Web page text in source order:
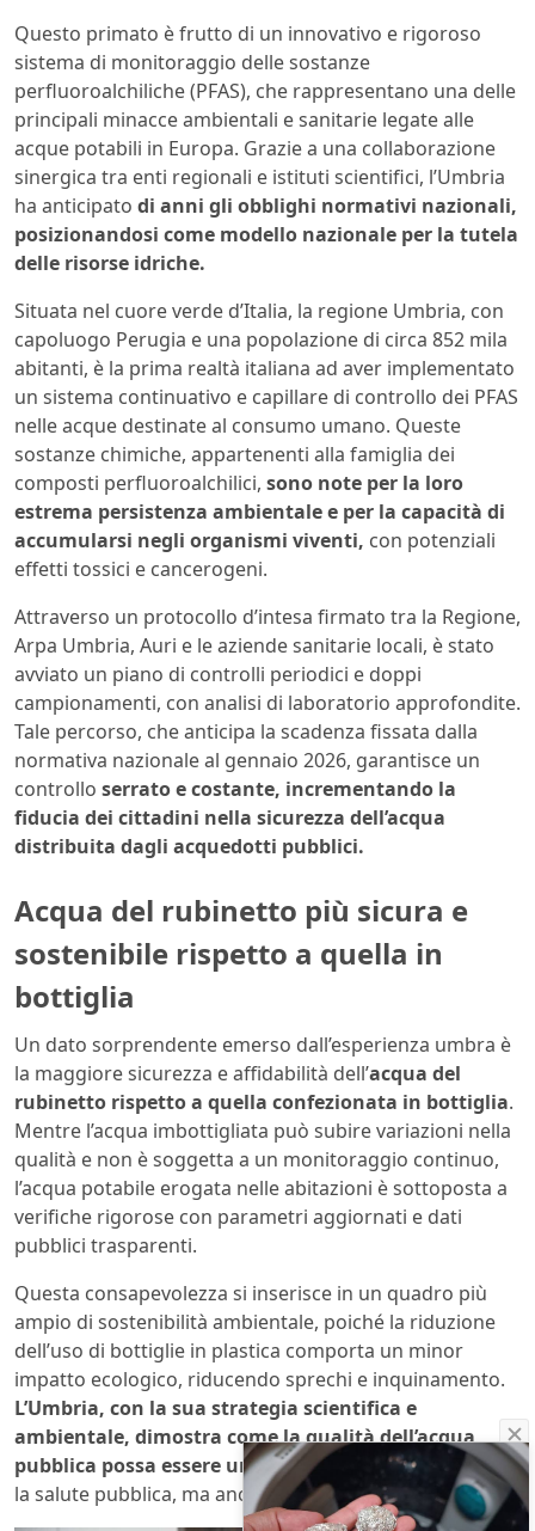
Questo primato è frutto di un innovativo e rigoroso
sistema di monitoraggio delle sostanze
perfluoroalchiliche (PFAS), che rappresentano una delle
principali minacce ambientali e sanitarie legate alle
acque potabili in Europa. Grazie a una collaborazione
sinergica tra enti regionali e istituti scientifici, l’Umbria
ha anticipato di anni gli obblighi normativi nazionali,
posizionandosi come modello nazionale per la tutela
delle risorse idriche.
Situata nel cuore verde d’Italia, la regione Umbria, con
capoluogo Perugia e una popolazione di circa 852 mila
abitanti, è la prima realtà italiana ad aver implementato
un sistema continuativo e capillare di controllo dei PFAS
nelle acque destinate al consumo umano. Queste
sostanze chimiche, appartenenti alla famiglia dei
composti perfluoroalchilici, sono note per la loro
estrema persistenza ambientale e per la capacità di
accumularsi negli organismi viventi, con potenziali
effetti tossici e cancerogeni.
Attraverso un protocollo d’intesa firmato tra la Regione,
Arpa Umbria, Auri e le aziende sanitarie locali, è stato
avviato un piano di controlli periodici e doppi
campionamenti, con analisi di laboratorio approfondite.
Tale percorso, che anticipa la scadenza fissata dalla
normativa nazionale al gennaio 2026, garantisce un
controllo serrato e costante, incrementando la
fiducia dei cittadini nella sicurezza dell’acqua
distribuita dagli acquedotti pubblici.
Acqua del rubinetto più sicura e
sostenibile rispetto a quella in
bottiglia
Un dato sorprendente emerso dall’esperienza umbra è
la maggiore sicurezza e affidabilità dell’acqua del
rubinetto rispetto a quella confezionata in bottiglia.
Mentre l’acqua imbottigliata può subire variazioni nella
qualità e non è soggetta a un monitoraggio continuo,
l’acqua potabile erogata nelle abitazioni è sottoposta a
verifiche rigorose con parametri aggiornati e dati
pubblici trasparenti.
Questa consapevolezza si inserisce in un quadro più
ampio di sostenibilità ambientale, poiché la riduzione
dell’uso di bottiglie in plastica comporta un minor
impatto ecologico, riducendo sprechi e inquinamento.
L’Umbria, con la sua strategia scientifica e
ambientale, dimostra come la qualità dell’acqua
pubblica possa essere un fattore chiavenon solo per
la salute pubblica, ma anche per la tutela dell’ambiente.